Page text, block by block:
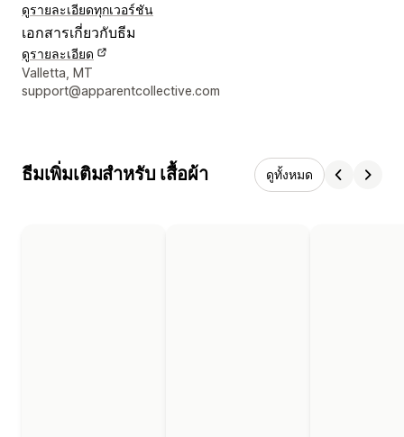
ดูรายละเอียดทุกเวอร์ชัน
เอกสารเกี่ยวกับธีม
ดูรายละเอียด
รายละเอียดการติดต่อผู้ออกแบบ
Valletta, MT
support@apparentcollective.com
ธีมเพิ่มเติมสำหรับ เสื้อผ้า ดูทั้งหมด